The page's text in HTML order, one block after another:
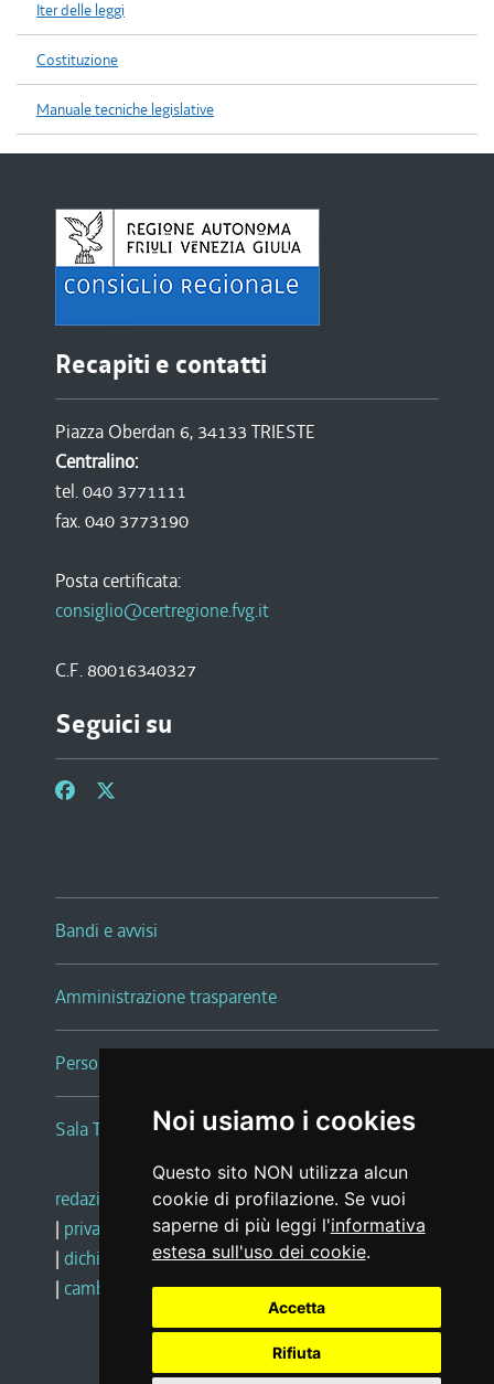
Noi usiamo i cookies
Questo sito NON utilizza alcun
cookie di profilazione. Se vuoi
saperne di più leggi l'informativa
estesa sull'uso dei cookie.
Accetta
Rifiuta
Iter delle leggi
Costituzione
Manuale tecniche legislative
Recapiti e contatti
Piazza Oberdan 6, 34133 TRIESTE
Centralino:
tel. 040 3771111
fax. 040 3773190
Posta certificata:
consiglio@certregione.fvg.it
C.F. 80016340327
Seguici su
Bandi e avvisi
Amministrazione trasparente
Persone e Uffici
Sala Tiziano Tessitori
redazione web |note legali |glossario
| privacy
social media policy
| dichiarazione di accessibilità |feedback
| cambio preferenze cookie
Realizzato da